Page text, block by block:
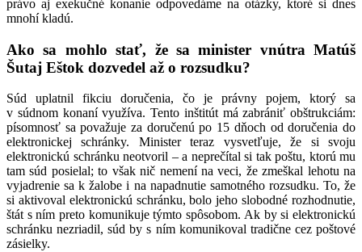
právo aj exekučné konanie odpovedáme na otázky, ktoré si dnes
mnohí kladú.
Ako sa mohlo stať, že sa minister vnútra Matúš
Šutaj Eštok dozvedel až o rozsudku?
Súd uplatnil fikciu doručenia, čo je právny pojem, ktorý sa
v súdnom konaní využíva. Tento inštitút má zabrániť obštrukciám:
písomnosť sa považuje za doručenú po 15 dňoch od doručenia do
elektronickej schránky. Minister teraz vysvetľuje, že si svoju
elektronickú schránku neotvoril – a neprečítal si tak poštu, ktorú mu
tam súd posielal; to však nič nemení na veci, že zmeškal lehotu na
vyjadrenie sa k žalobe i na napadnutie samotného rozsudku. To, že
si aktivoval elektronickú schránku, bolo jeho slobodné rozhodnutie,
štát s ním preto komunikuje týmto spôsobom. Ak by si elektronickú
schránku nezriadil, súd by s ním komunikoval tradične cez poštové
zásielky.